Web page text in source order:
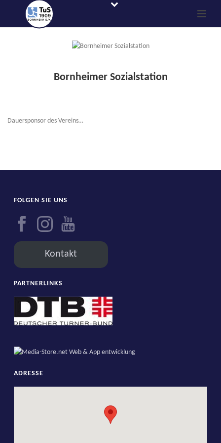
Bornheimer Sozialstation
Dauersponsor des Vereins…
FOLGEN SIE UNS
Kontakt
PARTNERLINKS
ADRESSE